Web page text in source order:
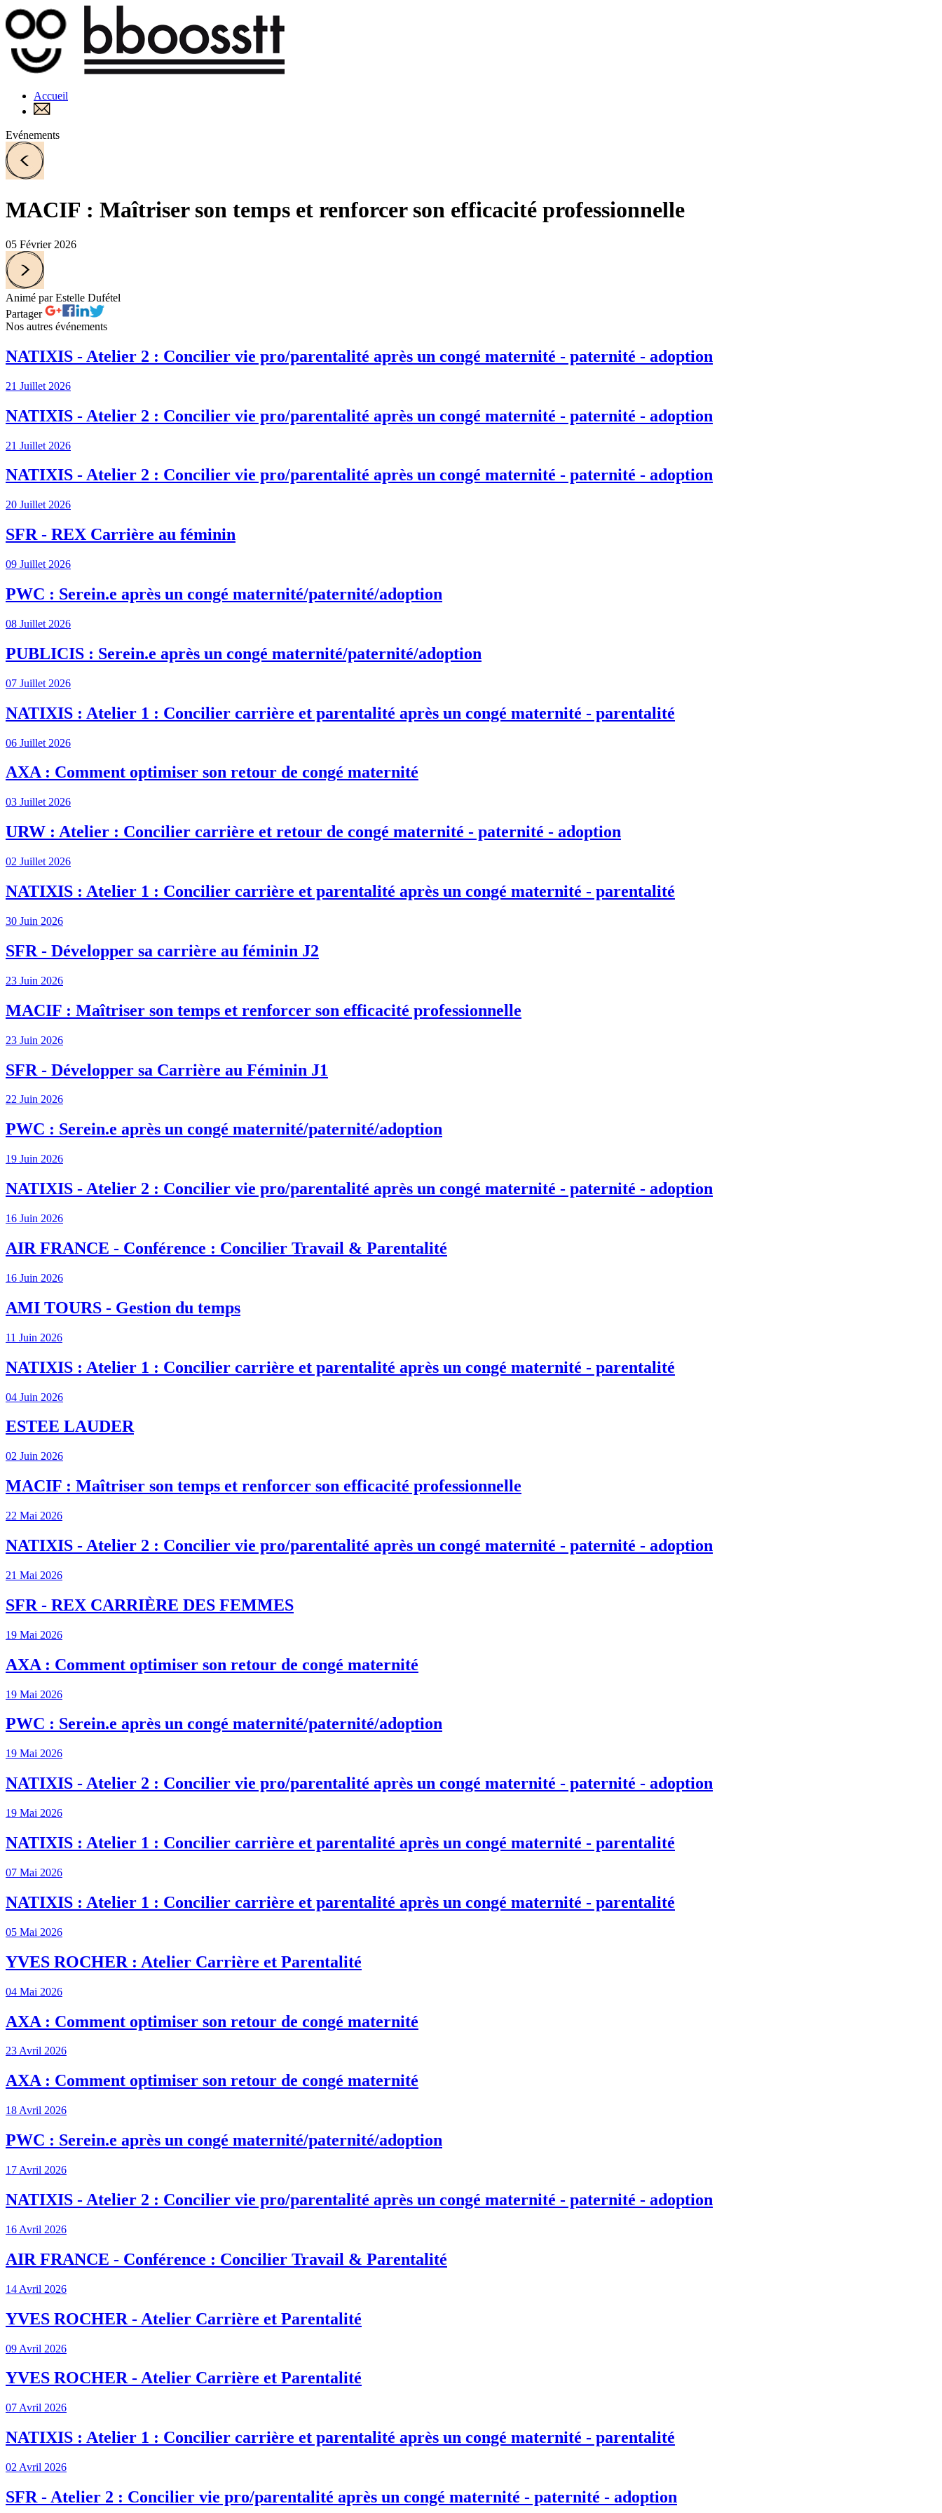
Accueil
Evénements
MACIF : Maîtriser son temps et renforcer son efficacité professionnelle
05 Février 2026
Animé par Estelle Dufétel
Partager
Nos autres événements
NATIXIS - Atelier 2 : Concilier vie pro/parentalité après un congé maternité - paternité - adoption
21 Juillet 2026
NATIXIS - Atelier 2 : Concilier vie pro/parentalité après un congé maternité - paternité - adoption
21 Juillet 2026
NATIXIS - Atelier 2 : Concilier vie pro/parentalité après un congé maternité - paternité - adoption
20 Juillet 2026
SFR - REX Carrière au féminin
09 Juillet 2026
PWC : Serein.e après un congé maternité/paternité/adoption
08 Juillet 2026
PUBLICIS : Serein.e après un congé maternité/paternité/adoption
07 Juillet 2026
NATIXIS : Atelier 1 : Concilier carrière et parentalité après un congé maternité - parentalité
06 Juillet 2026
AXA : Comment optimiser son retour de congé maternité
03 Juillet 2026
URW : Atelier : Concilier carrière et retour de congé maternité - paternité - adoption
02 Juillet 2026
NATIXIS : Atelier 1 : Concilier carrière et parentalité après un congé maternité - parentalité
30 Juin 2026
SFR - Développer sa carrière au féminin J2
23 Juin 2026
MACIF : Maîtriser son temps et renforcer son efficacité professionnelle
23 Juin 2026
SFR - Développer sa Carrière au Féminin J1
22 Juin 2026
PWC : Serein.e après un congé maternité/paternité/adoption
19 Juin 2026
NATIXIS - Atelier 2 : Concilier vie pro/parentalité après un congé maternité - paternité - adoption
16 Juin 2026
AIR FRANCE - Conférence : Concilier Travail & Parentalité
16 Juin 2026
AMI TOURS - Gestion du temps
11 Juin 2026
NATIXIS : Atelier 1 : Concilier carrière et parentalité après un congé maternité - parentalité
04 Juin 2026
ESTEE LAUDER
02 Juin 2026
MACIF : Maîtriser son temps et renforcer son efficacité professionnelle
22 Mai 2026
NATIXIS - Atelier 2 : Concilier vie pro/parentalité après un congé maternité - paternité - adoption
21 Mai 2026
SFR - REX CARRIÈRE DES FEMMES
19 Mai 2026
AXA : Comment optimiser son retour de congé maternité
19 Mai 2026
PWC : Serein.e après un congé maternité/paternité/adoption
19 Mai 2026
NATIXIS - Atelier 2 : Concilier vie pro/parentalité après un congé maternité - paternité - adoption
19 Mai 2026
NATIXIS : Atelier 1 : Concilier carrière et parentalité après un congé maternité - parentalité
07 Mai 2026
NATIXIS : Atelier 1 : Concilier carrière et parentalité après un congé maternité - parentalité
05 Mai 2026
YVES ROCHER : Atelier Carrière et Parentalité
04 Mai 2026
AXA : Comment optimiser son retour de congé maternité
23 Avril 2026
AXA : Comment optimiser son retour de congé maternité
18 Avril 2026
PWC : Serein.e après un congé maternité/paternité/adoption
17 Avril 2026
NATIXIS - Atelier 2 : Concilier vie pro/parentalité après un congé maternité - paternité - adoption
16 Avril 2026
AIR FRANCE - Conférence : Concilier Travail & Parentalité
14 Avril 2026
YVES ROCHER - Atelier Carrière et Parentalité
09 Avril 2026
YVES ROCHER - Atelier Carrière et Parentalité
07 Avril 2026
NATIXIS : Atelier 1 : Concilier carrière et parentalité après un congé maternité - parentalité
02 Avril 2026
SFR - Atelier 2 : Concilier vie pro/parentalité après un congé maternité - paternité - adoption